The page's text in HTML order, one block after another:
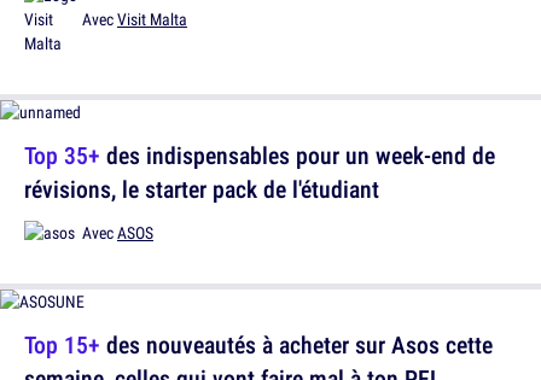
Top 35+ des indispensables pour un week-end de
révisions, le starter pack de l'étudiant
AvecASOS
AvecVisit Malta
Top 15+ des nouveautés à acheter sur Asos cette